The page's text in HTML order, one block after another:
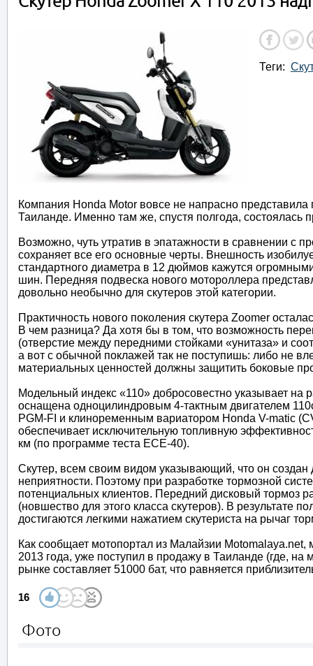
Теги:
Компания Honda Motor вовсе не напрасно
Таиланде. Именно там же, спустя полгода, состоялась
Возможно, чуть утратив в эпатажности в сравнении с
сохраняет все его основные черты. Внешность
стандартного диаметра в 12 дюймов кажутся
шин. Передняя подвеска нового мотороллера
довольно необычно для скутеров этой категории.
Практичность нового поколения скутера Zoomer
В чем разница? Да хотя бы в том, что возможность
(отверстие между передними стойками «унитаза» и
а вот с обычной поклажей так не поступишь: либо не
материальных ценностей должны защитить боковые
Модельный индекс «110» добросовестно указывает на
оснащена одноцилиндровым 4-тактным двигателем
PGM-FI и клиноременным вариатором Honda V-matic
обеспечивает исключительную топливную
км (по программе теста ECE-40).
Скутер, всем своим видом указывающий, что он
неприятности. Поэтому при разработке тормозной
потенциальных клиентов. Передний дисковый тормоз
(новшество для этого класса скутеров). В результате
достигаются легкими нажатием скутериста на рычаг
Как сообщает мотопортал из Малайзии
2013 года, уже поступил в продажу в Таиланде (где,
рынке составляет 51000 бат, что равняется
16
Фото